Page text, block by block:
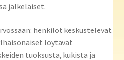
jälkeläiset.
henkilöt keskustelevat
löytävät
tuoksusta, kukista ja